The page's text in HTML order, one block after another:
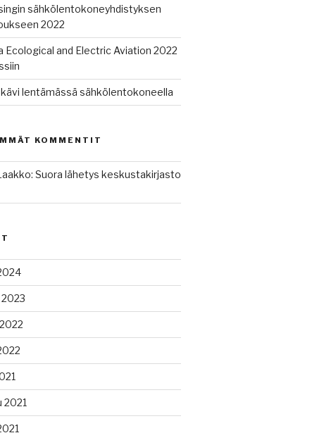
sähkölentokoneyhdistyksen
2022
Ecological and Electric Aviation 2022
kävi lentämässä sähkölentokoneella
KOMMENTIT
: Suora lähetys keskustakirjasto
2021